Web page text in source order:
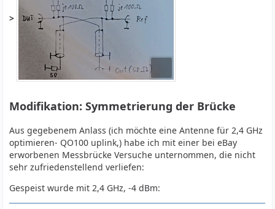
>
Modifikation: Symmetrierung der Brücke
Aus gegebenem Anlass (ich möchte eine Antenne für 2,4 GHz
optimieren- QO100 uplink,) habe ich mit einer bei eBay
erworbenen Messbrücke Versuche unternommen, die nicht
sehr zufriedenstellend verliefen:
Gespeist wurde mit 2,4 GHz, -4 dBm: